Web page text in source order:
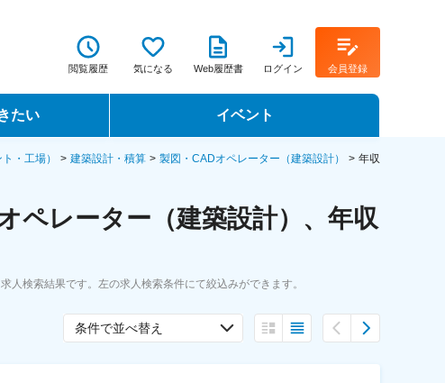
閲覧履歴 気になる Web履歴書 ログイン 会員登録
たい イベント
転職イベント・転職セミナー
転職フェア
・工場） 建築設計・積算 製図・CADオペレーター（建築設計）
年収
ペレーター（建築設計）、年収
検索結果です。左の求人検索条件にて絞込みができます。
条件で並べ替え